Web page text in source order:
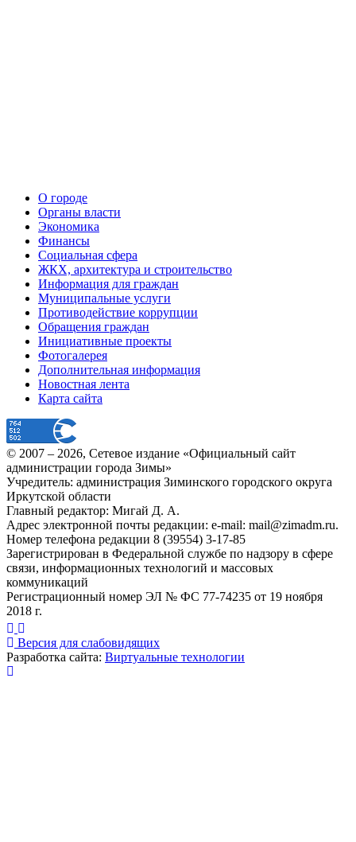
О городе
Органы власти
Экономика
Финансы
Социальная сфера
ЖКХ, архитектура и строительство
Информация для граждан
Муниципальные услуги
Противодействие коррупции
Обращения граждан
Инициативные проекты
Фотогалерея
Дополнительная информация
Новостная лента
Карта сайта
© 2007 – 2026, Сетевое издание «Официальный сайт
администрации города Зимы»
Учредитель: администрация Зиминского городского округа
Иркутской области
Главный редактор: Мигай Д. А.
Адрес электронной почты редакции: e-mail: mail@zimadm.ru.
Номер телефона редакции 8 (39554) 3-17-85
Зарегистрирован в Федеральной службе по надзору в сфере
связи, информационных технологий и массовых
коммуникаций
Регистрационный номер ЭЛ № ФС 77-74235 от 19 ноября
2018 г.
Версия для слабовидящих
Разработка сайта: Виртуальные технологии